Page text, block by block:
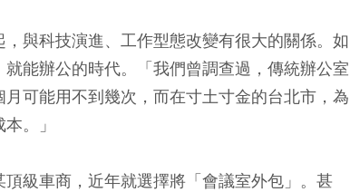
與科技演進、工作型態改變有很大的關係。如
能辦公的時代。「我們曾調查過，傳統辦公室
可能用不到幾次，而在寸土寸金的台北市，為
。」
級車商，近年就選擇將「會議室外包」。甚